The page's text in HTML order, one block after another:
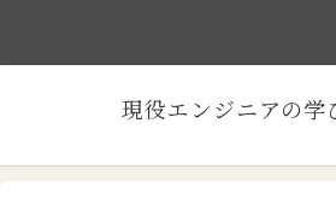
現役エンジニアの学